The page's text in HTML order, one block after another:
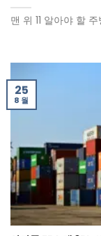
맨 위 11 알아야 할
25
8 월